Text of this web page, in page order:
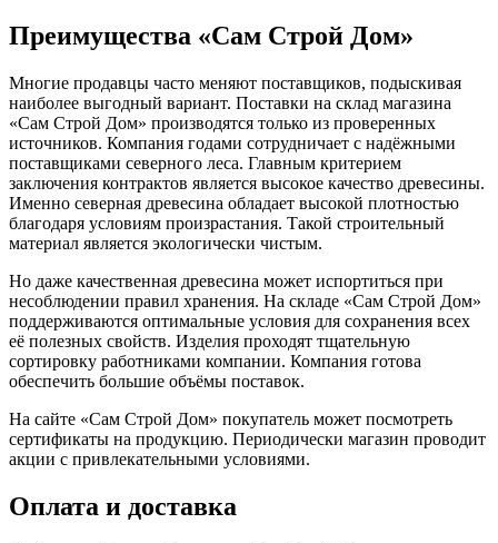
Преимущества «Сам Строй Дом»
Многие продавцы часто меняют поставщиков, подыскивая
наиболее выгодный вариант. Поставки на склад магазина
«Сам Строй Дом» производятся только из проверенных
источников. Компания годами сотрудничает с надёжными
поставщиками северного леса. Главным критерием
заключения контрактов является высокое качество древесины.
Именно северная древесина обладает высокой плотностью
благодаря условиям произрастания. Такой строительный
материал является экологически чистым.
Но даже качественная древесина может испортиться при
несоблюдении правил хранения. На складе «Сам Строй Дом»
поддерживаются оптимальные условия для сохранения всех
её полезных свойств. Изделия проходят тщательную
сортировку работниками компании. Компания готова
обеспечить большие объёмы поставок.
На сайте «Сам Строй Дом» покупатель может посмотреть
сертификаты на продукцию. Периодически магазин проводит
акции с привлекательными условиями.
Оплата и доставка